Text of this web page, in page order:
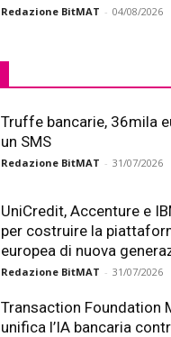
Redazione BitMAT - 04/08/2026
Truffe bancarie, 36mila
un SMS
Redazione BitMAT - 31/07/2026
UniCredit, Accenture e
per costruire la
europea di nuova
Redazione BitMAT - 31/07/2026
Transaction Foundation
unifica l’IA bancaria